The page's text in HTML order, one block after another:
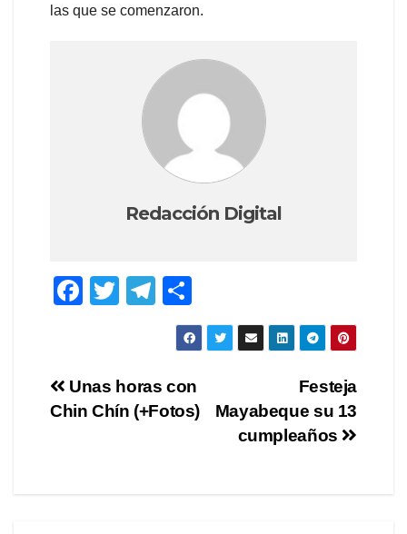
las que se comenzaron.
Redacción Digital
F
e
b
T
er
T
el
gr
a
o
m
p
ar
Navegación
Festeja
Mayabeque su 13
cumpleaños
Unas horas con
Chin Chín (+Fotos)